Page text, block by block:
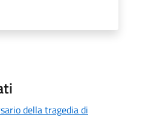
della tragedia di